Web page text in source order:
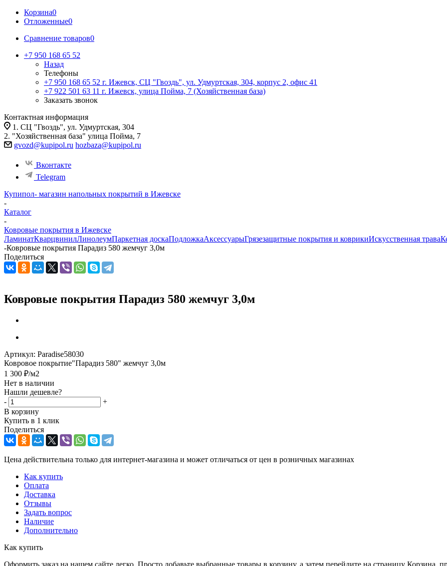
Корзина0
Отложенные0
Сравнение товаров0
+7 950 168 65 52
Назад
Телефоны
+7 950 168 65 52 г. Ижевск, СЦ "Гвоздь", ул. Удмуртская, 304, корпус 2, офис 41
+7 922 501 63 11 г. Ижевск, улица Пойма, 7 (Хозяйственная база)
Заказать звонок
Контактная информация
1. СЦ "Гвоздь", ул. Удмуртская, 304
2. "Хозяйственная база" улица Пойма, 7
gvozd@kupipol.ru hozbaza@kupipol.ru
Вконтакте
Telegram
Купипол- магазин напольных покрытий в Ижевске
-
Каталог
-
Ковровые покрытия в Ижевске
ЛаминатКварцвинилЛинолеумПаркетная доскаПодложкаАксессуарыГрязезащитные покрытия и коврикиИскусственная трава
-Ковровые покрытия Парадиз 580 жемчуг 3,0м
Поделиться
Ковровые покрытия Парадиз 580 жемчуг 3,0м
Артикул: Paradise58030
Ковровое покрытие"Парадиз 580" жемчуг 3,0м
1 300 ₽/м2
Нет в наличии
Нашли дешевле?
-
+
В корзину
Купить в 1 клик
Поделиться
Цена действительна только для интернет-магазина и может отличаться от цен в розничных магазинах
Как купить
Оплата
Доставка
Отзывы
Задать вопрос
Наличие
Дополнительно
Как купить
Оформить заказ на нашем сайте легко. Просто добавьте выбранные товары в корзину, а затем перейдите на страницу Корзина,